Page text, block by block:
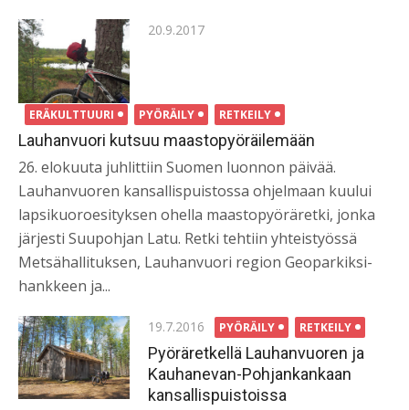
Posted
20.9.2017
ERÄKULTTUURI PYÖRÄILY RETKEILY
Lauhanvuori kutsuu maastopyöräilemään
26. elokuuta juhlittiin Suomen luonnon päivää.
Lauhanvuoren kansallispuistossa ohjelmaan kuului
lapsikuoroesityksen ohella maastopyöräretki, jonka
järjesti Suupohjan Latu. Retki tehtiin yhteistyössä
Metsähallituksen, Lauhanvuori region Geoparkiksi-
hankkeen ja...
Posted
on
19.7.2016 PYÖRÄILY RETKEILY
Pyöräretkellä Lauhanvuoren ja
Kauhanevan-Pohjankankaan
kansallispuistoissa